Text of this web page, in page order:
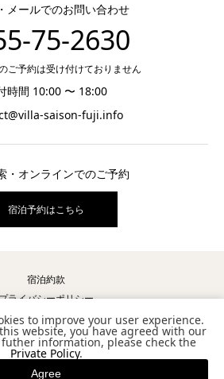
メールでのお問い合わせ
75-2630
ご予約は受け付けておりません
時間 10:00 〜 18:00
saison-fuji.info
・オンラインでのご予約
宿泊予約はこちら
宿泊約款
ライバシーポリシー
お問い合わせ
スタッフ募集
to improve your user experience.
website, you have agreed with our
information, please check the
Private Policy.
Agree